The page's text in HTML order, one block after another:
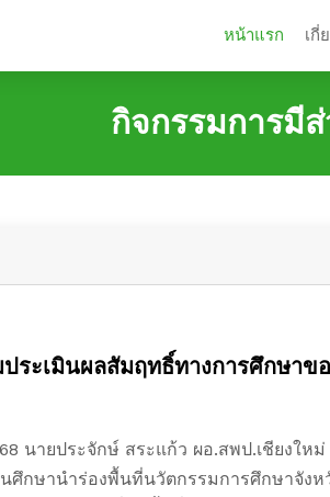
หน้าแรก เกี่
กิจกรรมการมี
ระเมินผลสัมฤทธิ์ทางการศึกษา
นายประจักษ์ สระแก้ว ผอ.สพป.เชียงให
ศึกษานำร่องพื้นที่นวัตกรรมการศึกษาจัง